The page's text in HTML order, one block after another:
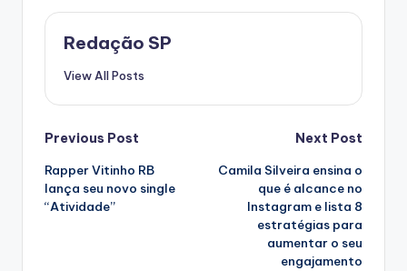
Redação SP
View All Posts
Post
navigation
Previous Post
Rapper Vitinho RB
lança seu novo single
“Atividade”
Next Post
Camila Silveira ensina o
que é alcance no
Instagram e lista 8
estratégias para
aumentar o seu
engajamento